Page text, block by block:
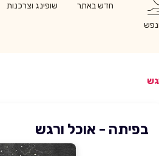
חדש באתר שופינג וצרכנות
בפיתה - אוכל ורגש